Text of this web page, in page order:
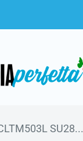
SU28...